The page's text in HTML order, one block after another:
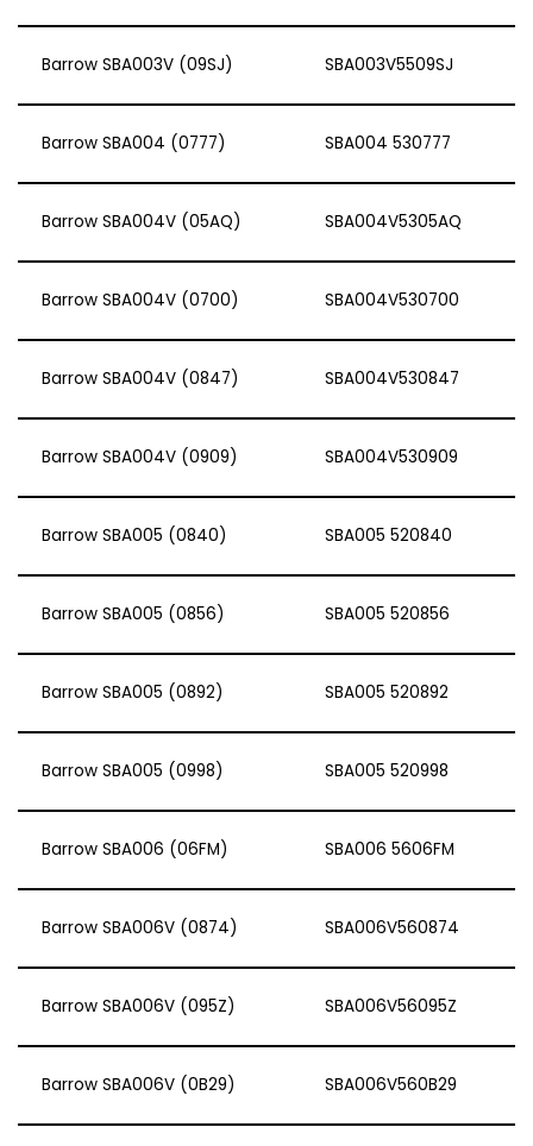
Barrow SBA003V (09SJ) SBA003V5509SJ
Barrow SBA004 (0777) SBA004 530777
Barrow SBA004V (05AQ) SBA004V5305AQ
Barrow SBA004V (0700) SBA004V530700
Barrow SBA004V (0847) SBA004V530847
Barrow SBA004V (0909) SBA004V530909
Barrow SBA005 (0840) SBA005 520840
Barrow SBA005 (0856) SBA005 520856
Barrow SBA005 (0892) SBA005 520892
Barrow SBA005 (0998) SBA005 520998
Barrow SBA006 (06FM) SBA006 5606FM
Barrow SBA006V (0874) SBA006V560874
Barrow SBA006V (095Z) SBA006V56095Z
Barrow SBA006V (0B29) SBA006V560B29